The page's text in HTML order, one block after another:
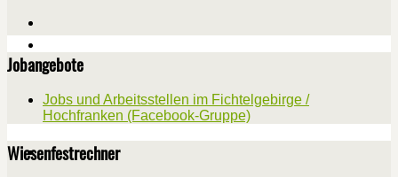
Jobangebote
Jobs und Arbeitsstellen im Fichtelgebirge /
Hochfranken (Facebook-Gruppe)
Wiesenfestrechner